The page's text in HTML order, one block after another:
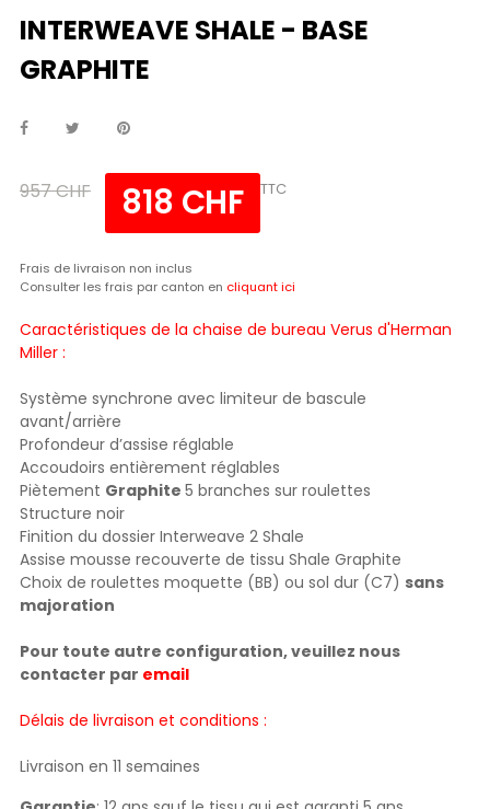
INTERWEAVE SHALE - BASE
GRAPHITE
957 CHF 818 CHF TTC
Frais de livraison non inclus
Consulter les frais par canton en cliquant ici
Caractéristiques de la chaise de bureau Verus d'Herman
Miller :
Système synchrone avec limiteur de bascule
avant/arrière
Profondeur d’assise réglable
Accoudoirs entièrement réglables
Piètement Graphite 5 branches sur roulettes
Structure noir
Finition du dossier Interweave 2 Shale
Assise mousse recouverte de tissu Shale Graphite
Choix de roulettes moquette (BB) ou sol dur (C7) sans
majoration
Pour toute autre configuration, veuillez nous
contacter par email
Délais de livraison et conditions :
Livraison en 11 semaines